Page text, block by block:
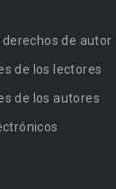
de autor
de los lectores
de los autores